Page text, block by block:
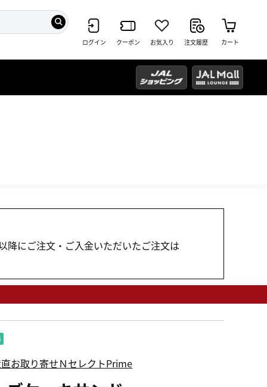
ログイン クーポン お気入り 注文履歴 カート
降にご注文・ご入金いただいたご注文は
お取り寄せＮセレクトPrime